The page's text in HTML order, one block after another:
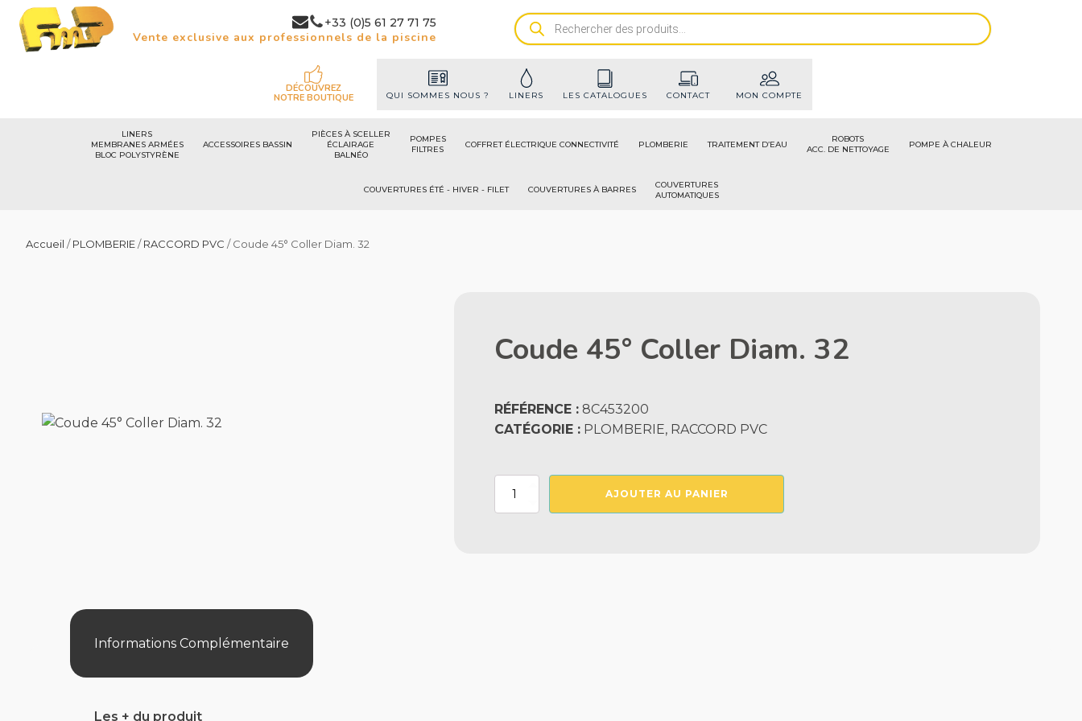
+33 (0)5 61 27 71 75
Vente exclusive aux professionnels de la piscine
Recherche
de
DÉCOUVREZ
NOTRE BOUTIQUE
QUI SOMMES NOUS ? LINERS LES CATALOGUES CONTACT MON COMPTE
LINERS
MEMBRANES ARMÉES
BLOC POLYSTYRÈNE
ACCESSOIRES BASSIN
PIÈCES À SCELLER
ÉCLAIRAGE
BALNÉO
POMPES
FILTRES
COFFRET ÉLECTRIQUE CONNECTIVITÉ PLOMBERIE TRAITEMENT D’EAU
ROBOTS
ACC. DE NETTOYAGE
POMPE À CHALEUR
COUVERTURES ÉTÉ - HIVER - FILET COUVERTURES À BARRES
COUVERTURES
AUTOMATIQUES
Accueil /PLOMBERIE/RACCORD PVC / Coude 45° Coller Diam. 32
Coude 45° Coller Diam. 32
RÉFÉRENCE : 8C453200
CATÉGORIE : PLOMBERIE, RACCORD PVC
quantité
AJOUTER AU PANIER
Informations Complémentaire
Les + du produit